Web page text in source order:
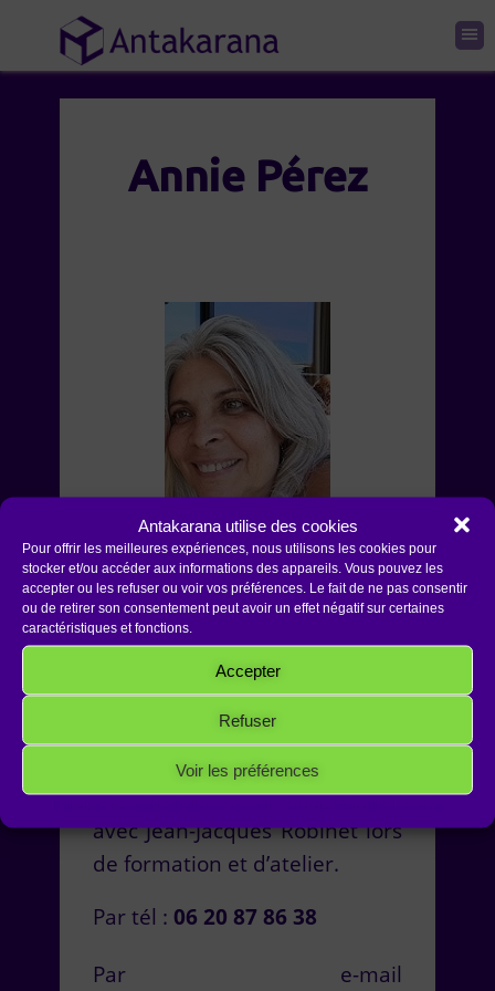
Antakarana utilise des cookies
Pour offrir les meilleures expériences, nous utilisons les cookies pour
stocker et/ou accéder aux informations des appareils. Vous pouvez les
accepter ou les refuser ou voir vos préférences. Le fait de ne pas consentir
ou de retirer son consentement peut avoir un effet négatif sur certaines
caractéristiques et fonctions.
Accepter
Refuser
Voir les préférences
Annie Pérez
Maître REIKI USUI 8ème
génération, Praticienne de la
RECONNEXION® , Gestalt
Praticienne et Thérapeute
Holistique, Praticienne de la TIC
(Technique d’Intégration par le
Cœur),
Annie Pérez est co animatrice
avec Jean-Jacques Robinet lors
de formation et d’atelier.
Par tél : 06 20 87 86 38
Par e-mail